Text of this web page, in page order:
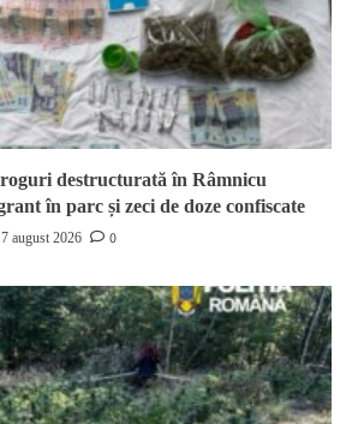
destructurată în Râmnicu
în parc și zeci de doze confiscate
7 august 2026 0